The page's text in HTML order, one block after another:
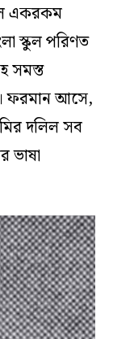
একরকম
স্কুল পরিণত
সমস্ত
ফরমান আসে,
দলিল সব
ভাষা